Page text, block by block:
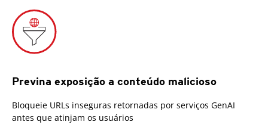
Previna exposição a conteúdo malicioso
Bloqueie URLs inseguras retornadas por serviços GenAI
antes que atinjam os usuários